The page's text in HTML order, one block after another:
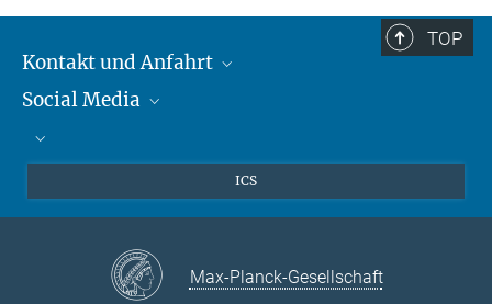
TOP
Kontakt und Anfahrt
Kontakt und Anfahrt
Social Media
Bluesky
ICS
Max-Planck-Gesellschaft